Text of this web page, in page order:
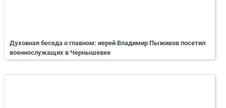
Духовная беседа о главном: иерей Владимир Пыжиков посетил
военнослужащих в Чернышевке